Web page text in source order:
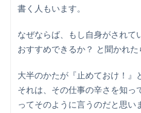
書く人もいます。
なぜならば、もし自身がされて
おすすめできるか？ と聞かれた
大半のかたが『止めておけ！』
それは、その仕事の辛さを知っ
ってそのように言うのだと思い